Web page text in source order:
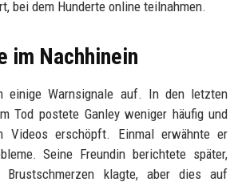
bei dem Hunderte online teilnahmen.
im Nachhinein
einige Warnsignale auf. In den letzten
Tod postete Ganley weniger häufig und
Videos erschöpft. Einmal erwähnte er
Seine Freundin berichtete später,
klagte, aber dies auf